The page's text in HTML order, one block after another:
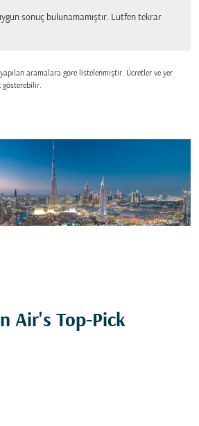
sonuç bulunamamıştır. Lutfen tekrar
aramalara gore listelenmiştir. Ücretler ve yer
gösterebilir.
Air's Top-Pick